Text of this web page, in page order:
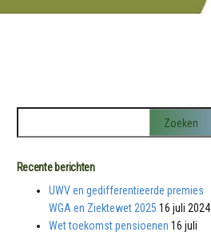
Recente berichten
UWV en gedifferentieerde premies
WGA en Ziektewet 2025 16 juli 2024
Wet toekomst pensioenen 16 juli